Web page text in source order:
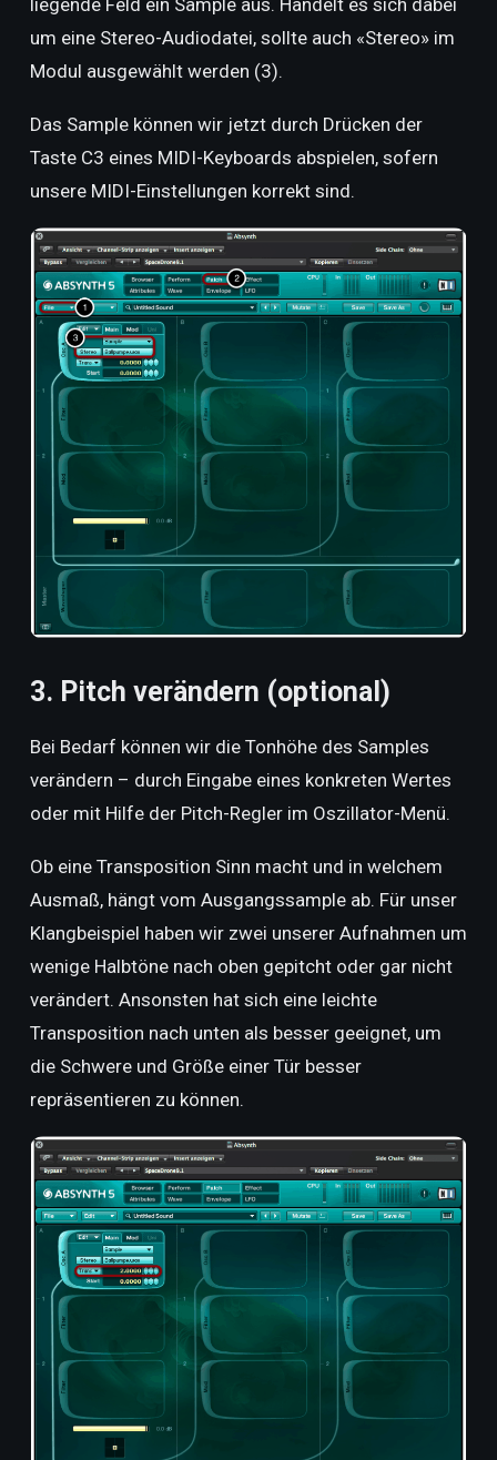
liegende Feld ein Sample aus. Handelt es sich dabei
um eine Stereo-Audiodatei, sollte auch «Stereo» im
Modul ausgewählt werden (3).
Das Sample können wir jetzt durch Drücken der
Taste C3 eines MIDI-Keyboards abspielen, sofern
unsere MIDI-Einstellungen korrekt sind.
3. Pitch verändern (optional)
Bei Bedarf können wir die Tonhöhe des Samples
verändern – durch Eingabe eines konkreten Wertes
oder mit Hilfe der Pitch-Regler im Oszillator-Menü.
Ob eine Transposition Sinn macht und in welchem
Ausmaß, hängt vom Ausgangssample ab. Für unser
Klangbeispiel haben wir zwei unserer Aufnahmen um
wenige Halbtöne nach oben gepitcht oder gar nicht
verändert. Ansonsten hat sich eine leichte
Transposition nach unten als besser geeignet, um
die Schwere und Größe einer Tür besser
repräsentieren zu können.